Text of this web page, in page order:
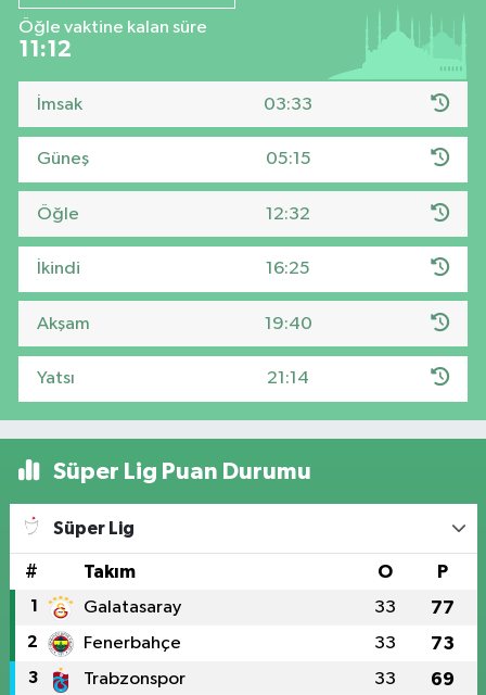
Öğle vaktine kalan süre
11:11
İmsak 03:33
Güneş 05:15
Öğle 12:32
İkindi 16:25
Akşam 19:40
Yatsı 21:14
Süper Lig Puan Durumu
Süper Lig
# Takım O P
1 Galatasaray 33 77
2 Fenerbahçe 33 73
3 Trabzonspor 33 69